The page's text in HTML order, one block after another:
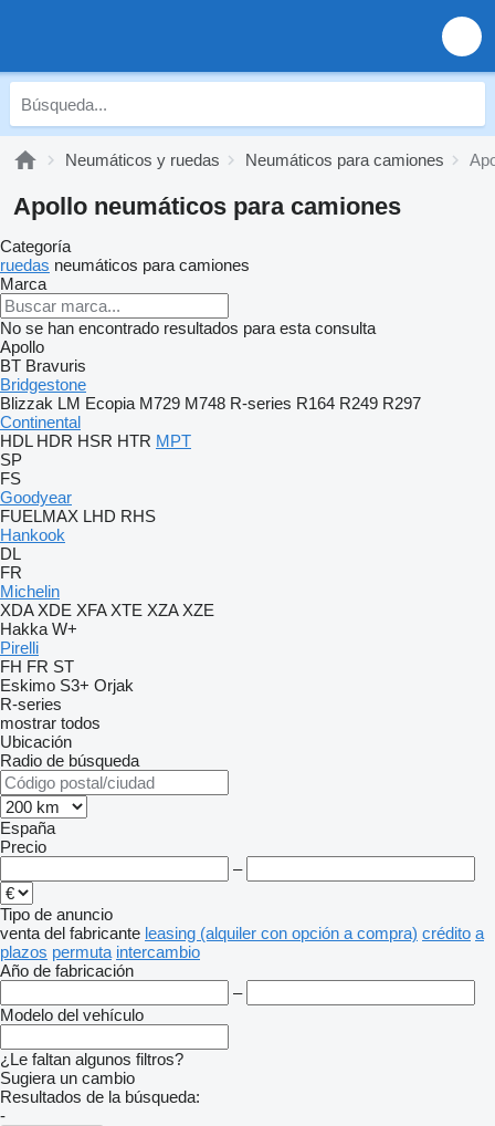
Neumáticos y ruedas Neumáticos para camiones
Apollo neumáticos para camiones
Categoría
ruedas neumáticos para camiones
Marca
No se han encontrado resultados para esta consulta
Apollo
BT Bravuris
Bridgestone
Blizzak LM Ecopia M729 M748 R-series R164 R249 R297
Continental
HDL HDR HSR HTR MPT
SP
FS
Goodyear
FUELMAX LHD RHS
Hankook
DL
FR
Michelin
XDA XDE XFA XTE XZA XZE
Hakka W+
Pirelli
FH FR ST
Eskimo S3+ Orjak
R-series
mostrar todos
Ubicación
Radio de búsqueda
España
Precio
–
Tipo de anuncio
venta del fabricante leasing (alquiler con opción a compra) crédito a
plazos permuta intercambio
Año de fabricación
–
Modelo del vehículo
¿Le faltan algunos filtros?
Sugiera un cambio
Resultados de la búsqueda:
-